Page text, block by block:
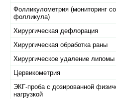
Фолликулометрия (мониторинг
фолликула)
Хирургическая дефлорация
Хирургическая обработка раны
Хирургическое удаление липомы
Цервикометрия
ЭКГ-проба с дозированной
нагрузкой